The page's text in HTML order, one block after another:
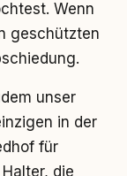
Wenn
geschützten
unser
in der
für
die